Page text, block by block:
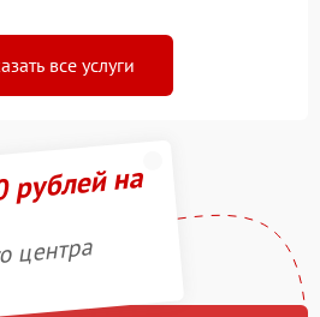
все услуги
на
центра